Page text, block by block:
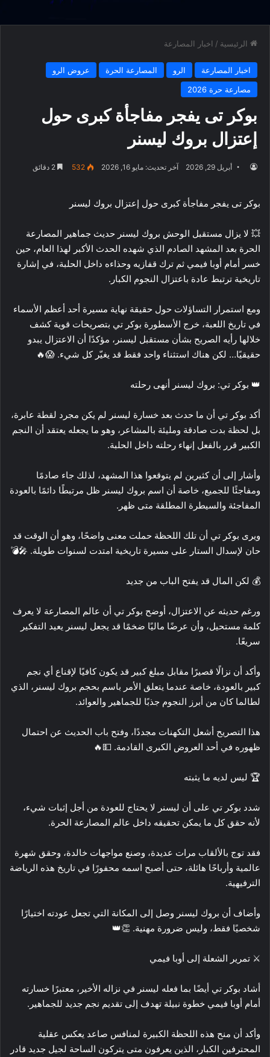
الرئيسية / اخبار المصارعة
اخبار المصارعة الرو المصارعة الحرة
عروض الرو
مصارعة حرة 2026
بوكر تى يفجر مفاجأة كبرى حول
إعتزال بروك ليسنر
أبريل 29, 2026 آخر تحديث: مايو 16, 2026 532
بوكر تى يفجر مفاجأة كبرى حول إعتزال بروك ليسنر
💥 لا يزال مستقبل الوحش بروك ليسنر حديث جماهير المصارعة
الحرة بعد المشهد الصادم الذي شهده الحدث الأكبر لهذا العام، حين
خسر أمام أوبا فيمي ثم ترك قفازيه وحذاءه داخل الحلبة، في إشارة
تاريخية ترتبط عادة باعتزال النجوم الكبار.
ومع استمرار التساؤلات حول حقيقة نهاية مسيرة أحد أعظم الأسماء
في تاريخ اللعبة، خرج الأسطورة بوكر تي بتصريحات قوية كشف
خلالها رأيه الصريح بشأن مستقبل ليسنر، مؤكدًا أن الاعتزال يبدو
حقيقيًا… لكن هناك استثناء واحد فقط قد يغيّر كل شيء. 😱🔥
👑 بوكر تي: بروك ليسنر أنهى رحلته
أكد بوكر تي أن ما حدث بعد خسارة ليسنر لم يكن مجرد لقطة عابرة،
بل لحظة بدت صادقة ومليئة بالمشاعر، وهو ما يجعله يعتقد أن النجم
الكبير قرر بالفعل إنهاء رحلته داخل الحلبة.
وأشار إلى أن كثيرين لم يتوقعوا هذا المشهد، لذلك جاء صادمًا
ومفاجئًا للجميع، خاصة أن اسم بروك ليسنر ظل مرتبطًا دائمًا بالعودة
المفاجئة والسيطرة المطلقة متى ظهر.
ويرى بوكر تي أن تلك اللحظة حملت معنى واضحًا، وهو أن الوقت قد
حان لإسدال الستار على مسيرة تاريخية امتدت لسنوات طويلة. 🎤💣
💰 لكن المال قد يفتح الباب من جديد
ورغم حديثه عن الاعتزال، أوضح بوكر تي أن عالم المصارعة لا يعرف
كلمة مستحيل، وأن عرضًا ماليًا ضخمًا قد يجعل ليسنر يعيد التفكير
سريعًا.
وأكد أن نزالًا قصيرًا مقابل مبلغ كبير قد يكون كافيًا لإقناع أي نجم
كبير بالعودة، خاصة عندما يتعلق الأمر باسم بحجم بروك ليسنر، الذي
لطالما كان من أبرز النجوم جذبًا للجماهير والعوائد.
هذا التصريح أشعل التكهنات مجددًا، وفتح باب الحديث عن احتمال
ظهوره في أحد العروض الكبرى القادمة. 💵🔥
🏆 ليس لديه ما يثبته
شدد بوكر تي على أن ليسنر لا يحتاج للعودة من أجل إثبات شيء،
لأنه حقق كل ما يمكن تحقيقه داخل عالم المصارعة الحرة.
فقد توج بالألقاب مرات عديدة، وصنع مواجهات خالدة، وحقق شهرة
عالمية وأرباحًا هائلة، حتى أصبح اسمه محفورًا في تاريخ هذه الرياضة
الترفيهية.
وأضاف أن بروك ليسنر وصل إلى المكانة التي تجعل عودته اختيارًا
شخصيًا فقط، وليس ضرورة مهنية. 👏👑
⚔️ تمرير الشعلة إلى أوبا فيمي
أشاد بوكر تي أيضًا بما فعله ليسنر في نزاله الأخير، معتبرًا خسارته
أمام أوبا فيمي خطوة نبيلة تهدف إلى تقديم نجم جديد للجماهير.
وأكد أن منح هذه اللحظة الكبيرة لمنافس صاعد يعكس عقلية
المحترفين الكبار، الذين يعرفون متى يتركون الساحة لجيل جديد قادر